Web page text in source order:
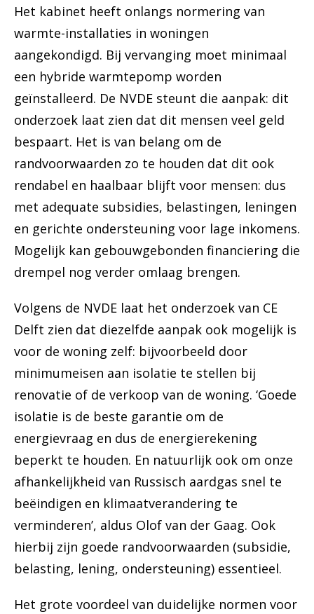
Het kabinet heeft onlangs normering van
warmte-installaties in woningen
aangekondigd. Bij vervanging moet minimaal
een hybride warmtepomp worden
geïnstalleerd. De NVDE steunt die aanpak: dit
onderzoek laat zien dat dit mensen veel geld
bespaart. Het is van belang om de
randvoorwaarden zo te houden dat dit ook
rendabel en haalbaar blijft voor mensen: dus
met adequate subsidies, belastingen, leningen
en gerichte ondersteuning voor lage inkomens.
Mogelijk kan gebouwgebonden financiering die
drempel nog verder omlaag brengen.
Volgens de NVDE laat het onderzoek van CE
Delft zien dat diezelfde aanpak ook mogelijk is
voor de woning zelf: bijvoorbeeld door
minimumeisen aan isolatie te stellen bij
renovatie of de verkoop van de woning. ‘Goede
isolatie is de beste garantie om de
energievraag en dus de energierekening
beperkt te houden. En natuurlijk ook om onze
afhankelijkheid van Russisch aardgas snel te
beëindigen en klimaatverandering te
verminderen’, aldus Olof van der Gaag. Ook
hierbij zijn goede randvoorwaarden (subsidie,
belasting, lening, ondersteuning) essentieel.
Het grote voordeel van duidelijke normen voor